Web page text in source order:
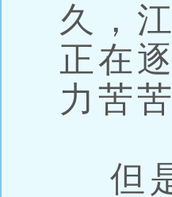
久，
正在
力苦
但是